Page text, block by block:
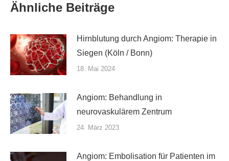
Ähnliche Beiträge
Hirnblutung durch Angiom: Therapie in
Siegen (Köln / Bonn)
18. Mai 2024
Angiom: Behandlung in
neurovaskulärem Zentrum
24. März 2023
Angiom: Embolisation für Patienten im